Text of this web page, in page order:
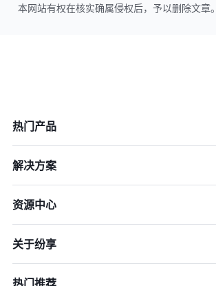
本网站有权在核实确属侵权后，予以删除文章。
热门产品
解决方案
资源中心
关于纷享